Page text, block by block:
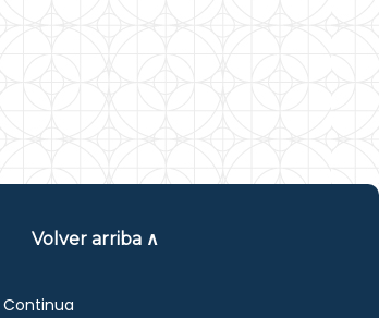
Volver arriba ∧